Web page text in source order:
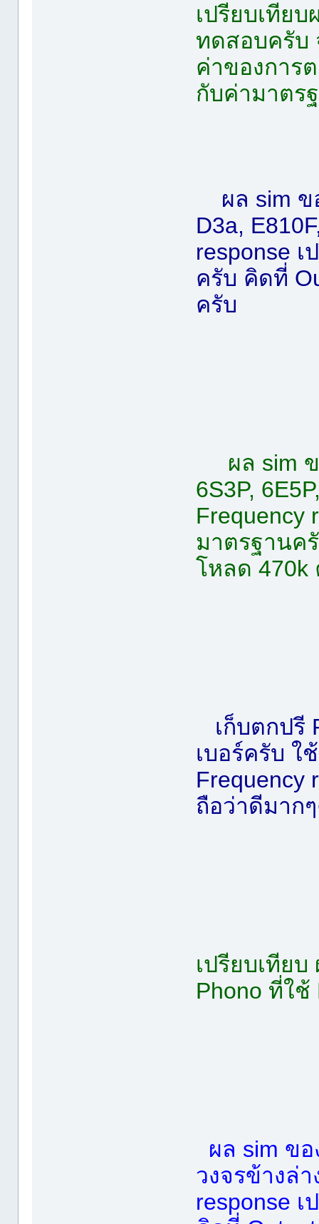
เปรียบเทีย
ทดสอบครับ
ค่าของการ
กับค่ามาตร
ผล sim ข
D3a,
response
ครับ คิดที่
ครับ
ผล sim
6S3P,
Frequency
มาตรฐานค
โหลด 470k
เก็บตกปรี
เบอร์ครับ ใ
Frequency
ถือว่าดีมาก
เปรียบเทีย
Phono ที่ใช้
ผล sim ขอ
วงจรข้างล่
response